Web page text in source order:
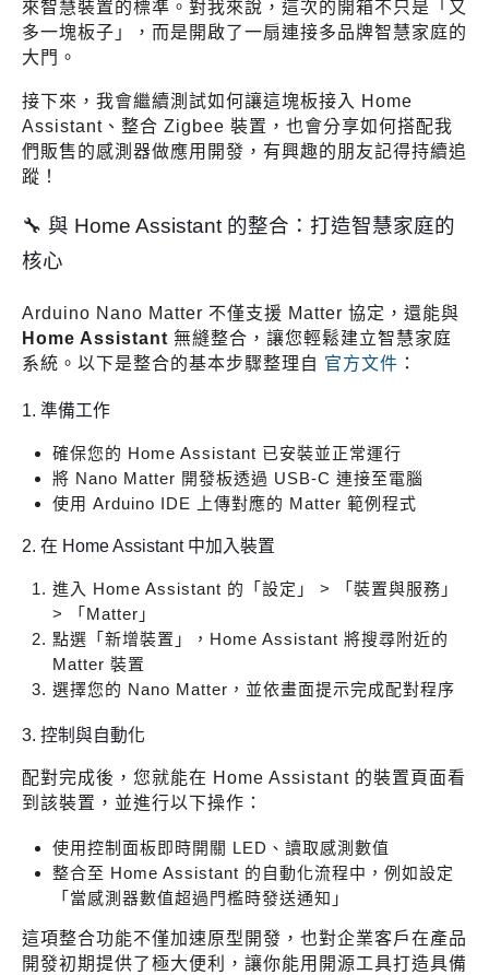
來智慧裝置的標準。對我來說，這次的開箱不只是「又
多一塊板子」，而是開啟了一扇連接多品牌智慧家庭的
大門。
接下來，我會繼續測試如何讓這塊板接入 Home
Assistant、整合 Zigbee 裝置，也會分享如何搭配我
們販售的感測器做應用開發，有興趣的朋友記得持續追
蹤！
🔧 與 Home Assistant 的整合：打造智慧家庭的
核心
Arduino Nano Matter 不僅支援 Matter 協定，還能與
Home Assistant 無縫整合，讓您輕鬆建立智慧家庭
系統。以下是整合的基本步驟整理自 官方文件 ：
1. 準備工作
確保您的 Home Assistant 已安裝並正常運行
將 Nano Matter 開發板透過 USB-C 連接至電腦
使用 Arduino IDE 上傳對應的 Matter 範例程式
2. 在 Home Assistant 中加入裝置
進入 Home Assistant 的「設定」 > 「裝置與服務」
> 「Matter」
點選「新增裝置」，Home Assistant 將搜尋附近的
Matter 裝置
選擇您的 Nano Matter，並依畫面提示完成配對程序
3. 控制與自動化
配對完成後，您就能在 Home Assistant 的裝置頁面看
到該裝置，並進行以下操作：
使用控制面板即時開關 LED、讀取感測數值
整合至 Home Assistant 的自動化流程中，例如設定
「當感測器數值超過門檻時發送通知」
這項整合功能不僅加速原型開發，也對企業客戶在產品
開發初期提供了極大便利，讓你能用開源工具打造具備